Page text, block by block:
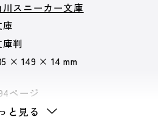
川スニーカー文庫
庫
庫判
× 149 × 14 mm
ページ
と見る